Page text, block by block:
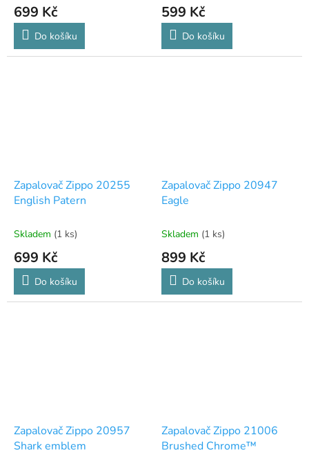
699 Kč
Do košíku
599 Kč
Do košíku
Zapalovač Zippo 20255
English Patern
Skladem (1 ks)
699 Kč
Do košíku
Zapalovač Zippo 20947
Eagle
Skladem (1 ks)
899 Kč
Do košíku
Zapalovač Zippo 20957
Shark emblem
Zapalovač Zippo 21006
Brushed Chrome™